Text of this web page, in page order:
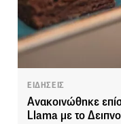
ΕΙΔΗΣΕΙΣ
Ανακοινώθηκε
Llama με το